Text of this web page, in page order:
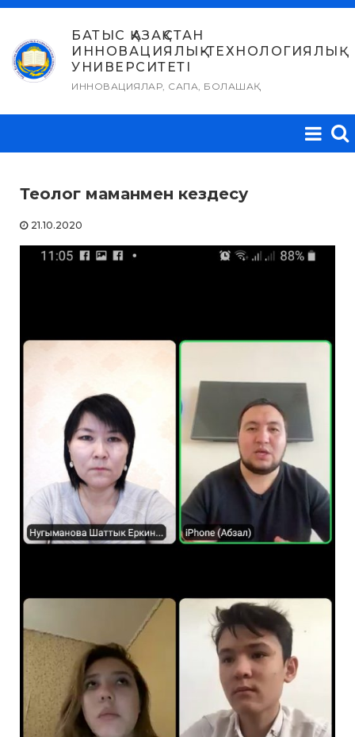
Skip
content
БАТЫС ҚАЗАҚСТАН
ИННОВАЦИЯЛЫҚ-ТЕХНОЛОГИЯЛЫҚ
УНИВЕРСИТЕТІ
ИННОВАЦИЯЛАР, САПА, БОЛАШАҚ
Теолог маманмен кездесу
21.10.2020